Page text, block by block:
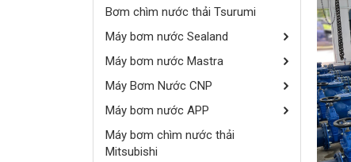
Bơm chìm nước thải Tsurumi
Máy bơm nước Sealand
Máy bơm nước Mastra
Máy Bơm Nước CNP
Máy bơm nước APP
Máy bơm chìm nước thải
Mitsubishi